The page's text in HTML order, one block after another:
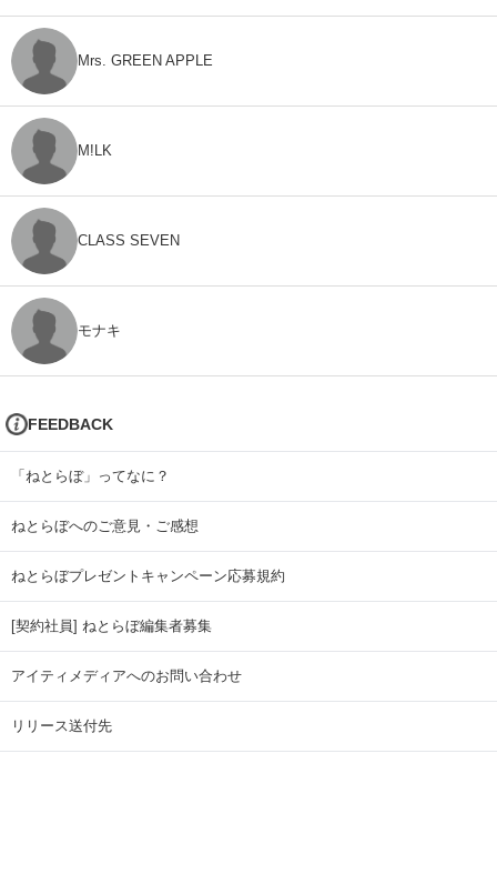
Mrs. GREEN APPLE
M!LK
CLASS SEVEN
モナキ
FEEDBACK
「ねとらぼ」ってなに？
ねとらぼへのご意見・ご感想
ねとらぼプレゼントキャンペーン応募規約
[契約社員] ねとらぼ編集者募集
アイティメディアへのお問い合わせ
リリース送付先